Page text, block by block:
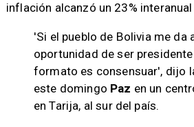
inflación alcanzó un 23%
'Si el pueblo de Bolivia me da
oportunidad de ser presidente
formato es consensuar', dijo
este domingo Paz en un
en Tarija, al sur del país.